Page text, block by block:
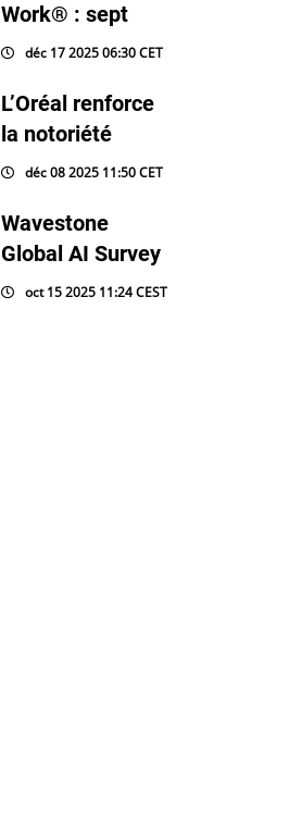
Work® : sept
déc 17 2025 06:30 CET
L’Oréal renforce
la notoriété
déc 08 2025 11:50 CET
Wavestone
Global AI Survey
oct 15 2025 11:24 CEST